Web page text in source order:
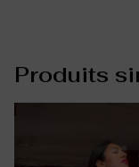
Produits